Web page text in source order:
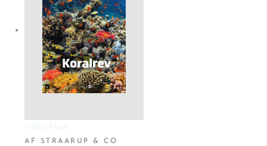
Tilføj til kurv
AF STRAARUP & CO